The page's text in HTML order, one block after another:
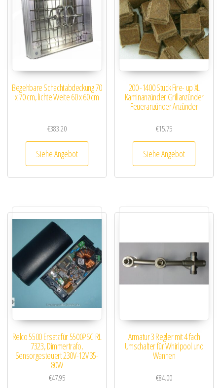
Begehbare Schachtabdeckung 70
x 70 cm, lichte Weite 60 x 60 cm
€383.20
Siehe Angebot
200 -1400 Stück Fire- up XL
Kaminanzünder Grillanzünder
Feueranzünder Anzünder
€15.75
Siehe Angebot
Relco 5500 Ersatz für 5500PSC RL
7323, Dimmertrafo,
Sensorgesteuert 230V-12V 35-
80W
€47.95
Armatur 3 Regler mit 4 fach
Umschalter für Whirlpool und
Wannen
€84.00